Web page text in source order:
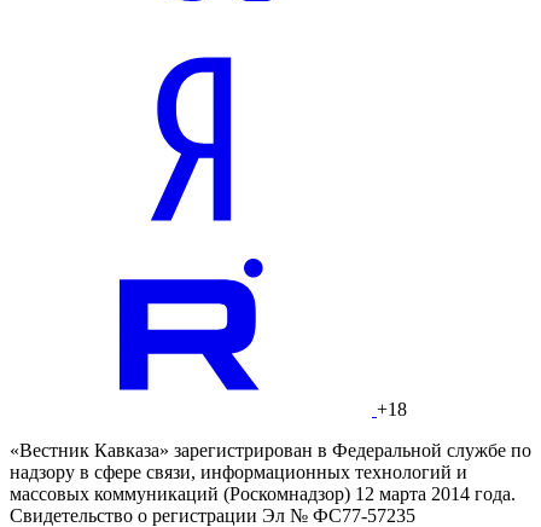
+18
«Вестник Кавказа» зарегистрирован в Федеральной службе по
надзору в сфере связи, информационных технологий и
массовых коммуникаций (Роскомнадзор) 12 марта 2014 года.
Свидетельство о регистрации Эл № ФС77-57235